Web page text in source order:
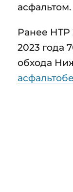
асфальтом.
Ранее НТР
2023 года
обхода